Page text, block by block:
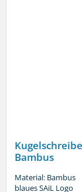
Bambus
Material: Bambus
blaues SAiL Logo